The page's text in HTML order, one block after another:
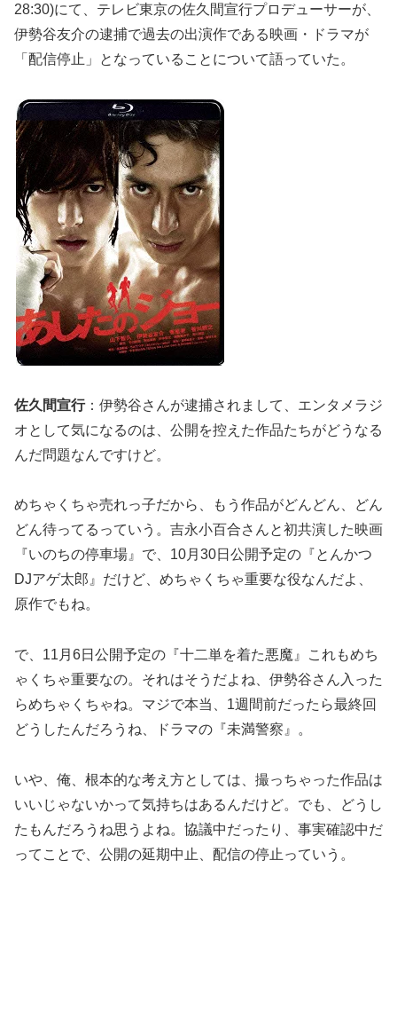
28:30)にて、テレビ東京の佐久間宣行プロデューサーが、
伊勢谷友介の逮捕で過去の出演作である映画・ドラマが
「配信停止」となっていることについて語っていた。
佐久間宣行：伊勢谷さんが逮捕されまして、エンタメラジ
オとして気になるのは、公開を控えた作品たちがどうなる
んだ問題なんですけど。
めちゃくちゃ売れっ子だから、もう作品がどんどん、どん
どん待ってるっていう。吉永小百合さんと初共演した映画
『いのちの停車場』で、10月30日公開予定の『とんかつ
DJアゲ太郎』だけど、めちゃくちゃ重要な役なんだよ、
原作でもね。
で、11月6日公開予定の『十二単を着た悪魔』これもめち
ゃくちゃ重要なの。それはそうだよね、伊勢谷さん入った
らめちゃくちゃね。マジで本当、1週間前だったら最終回
どうしたんだろうね、ドラマの『未満警察』。
いや、俺、根本的な考え方としては、撮っちゃった作品は
いいじゃないかって気持ちはあるんだけど。でも、どうし
たもんだろうね思うよね。協議中だったり、事実確認中だ
ってことで、公開の延期中止、配信の停止っていう。